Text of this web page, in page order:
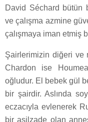
David Séchard bütün
ve çalışma azmine
çalışmaya iman etmiş
Şairlerimizin diğeri ve
Chardon ise
oğludur. El bebek gül
bir şairdir. Aslında
eczacıyla evlenerek
bir asilzade olan